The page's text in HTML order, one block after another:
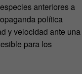
anteriores a
política
y velocidad ante una
para los